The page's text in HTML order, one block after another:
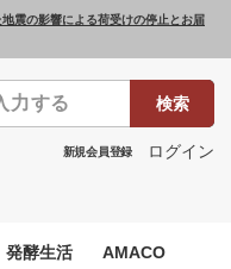
震の影響による荷受けの停止とお届
検索
新規会員登録 ログイン
発酵生活 AMACO